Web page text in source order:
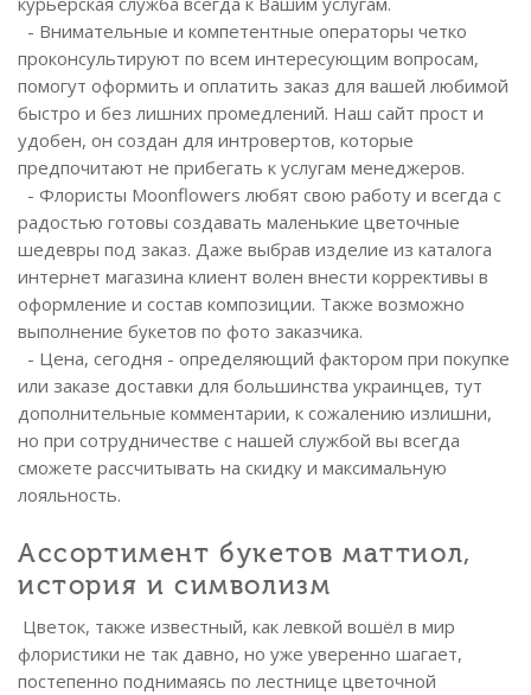
- Внимательные и компетентные операторы четко
проконсультируют по всем интересующим вопросам,
помогут оформить и оплатить заказ для вашей любимой
быстро и без лишних промедлений. Наш сайт прост и
удобен, он создан для интровертов, которые
предпочитают не прибегать к услугам менеджеров.
- Флористы Moonflowers любят свою работу и всегда с
радостью готовы создавать маленькие цветочные
шедевры под заказ. Даже выбрав изделие из каталога
интернет магазина клиент волен внести коррективы в
оформление и состав композиции. Также возможно
выполнение букетов по фото заказчика.
- Цена, сегодня - определяющий фактором при покупке
или заказе доставки для большинства украинцев, тут
дополнительные комментарии, к сожалению излишни,
но при сотрудничестве с нашей службой вы всегда
сможете рассчитывать на скидку и максимальную
лояльность.
Ассортимент букетов маттиол,
история и символизм
Цветок, также известный, как левкой вошёл в мир
флористики не так давно, но уже уверенно шагает,
постепенно поднимаясь по лестнице цветочной